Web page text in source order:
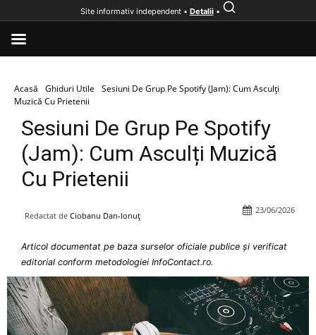
Acasă Ghiduri Utile
Sesiuni De Grup Pe Spotify (Jam): Cum Asculți
Muzică Cu Prietenii
Sesiuni De Grup Pe Spotify
(Jam): Cum Asculți Muzică
Cu Prietenii
Redactat de Ciobanu Dan-Ionuț
23/06/2026
Articol documentat pe baza surselor oficiale publice și verificat
editorial conform metodologiei InfoContact.ro.
Site informativ independent • Detalii•